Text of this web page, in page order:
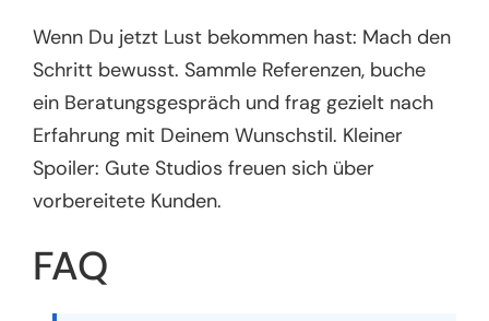
Wenn Du jetzt Lust bekommen hast: Mach den
Schritt bewusst. Sammle Referenzen, buche
ein Beratungsgespräch und frag gezielt nach
Erfahrung mit Deinem Wunschstil. Kleiner
Spoiler: Gute Studios freuen sich über
vorbereitete Kunden.
FAQ